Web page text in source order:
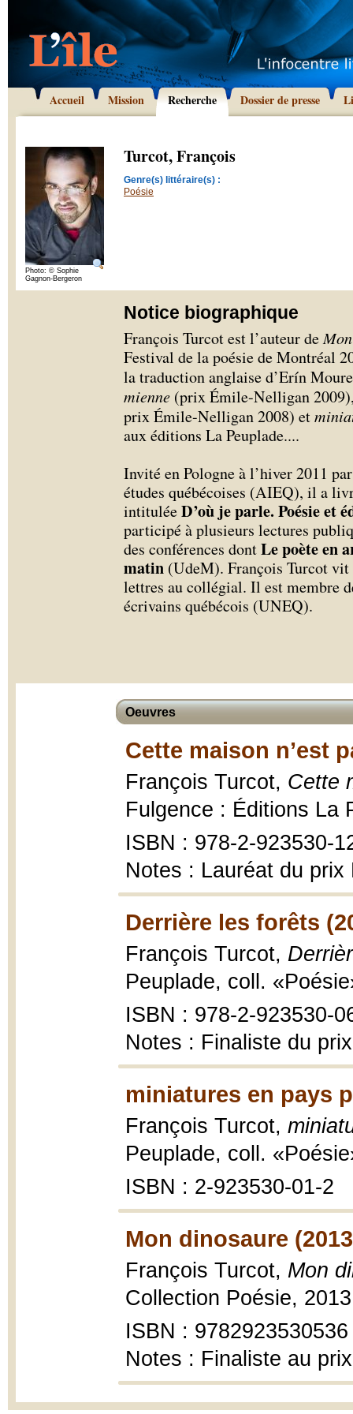
Accueil Mission Recherche Dossier de presse
Photo: © Sophie
Gagnon-Bergeron
Turcot, François
Genre(s) littéraire(s) :
Poésie
Notice biographique
François Turcot est l’auteur de
Festival de la poésie de Montréal
la traduction anglaise d’Erín
mienne (prix Émile-Nelligan
prix Émile-Nelligan 2008) et
aux éditions La Peuplade....
Invité en Pologne à l’hiver 2011
études québécoises (AIEQ), il a
intituléeD’où je parle. Poésie et
participé à plusieurs lectures
des conférences dontLe poète en
matin (UdeM). François Turcot vit
lettres au collégial. Il est membre
écrivains québécois (UNEQ).
Oeuvres
Cette maison n’est
François Turcot, Cette
Fulgence : Éditions La
ISBN : 978-2-923530-
Notes : Lauréat du prix
Derrière les forêts
François Turcot,
Peuplade, coll.
ISBN : 978-2-923530-
Notes : Finaliste du
miniatures en pays
François Turcot,
Peuplade, coll.
ISBN : 2-923530-01-2
Mon dinosaure
François Turcot, Mon
Collection Poésie,
ISBN : 9782923530536
Notes : Finaliste au